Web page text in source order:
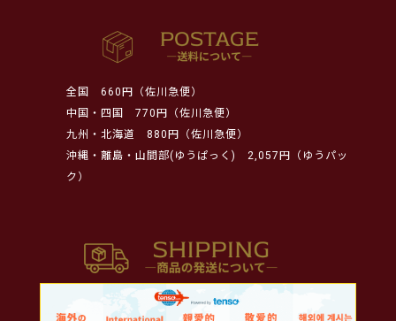
全国
660円（佐川急便）
中国・四国
770円（佐川急便）
九州・北海道
880円（佐川急便）
沖縄・離島・山間部(ゆうぱっく)
2,057円（ゆうパッ
ク）